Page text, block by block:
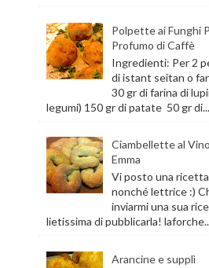
Polpette ai Funghi
Profumo di Caffè
Ingredienti: Per 2
di istant seitan o
30 gr di farina di
legumi) 150 gr di patate 50 gr di...
Ciambellette al
Emma
Vi posto una ricetta
nonché lettrice :)
inviarmi una sua
lietissima di pubblicarla!
Arancine e supplì